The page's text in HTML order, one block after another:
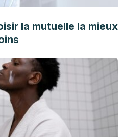
la mutuelle la mieux